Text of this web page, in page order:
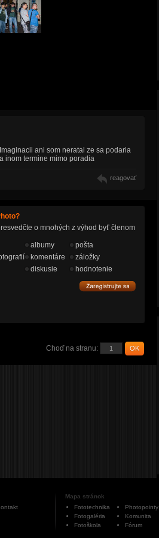
ani som neratal ze sa podaria
inom termine mimo poradia
reagovať
o mnohých z výhod byť členom
albumy
pošta
komentáre
záložky
diskusie hodnotenie
Choď na stranu: OK
Mapa stránok
Fototechnika
Fotogaléria
Fotoškola
Photopointy
Komunita
Fórum